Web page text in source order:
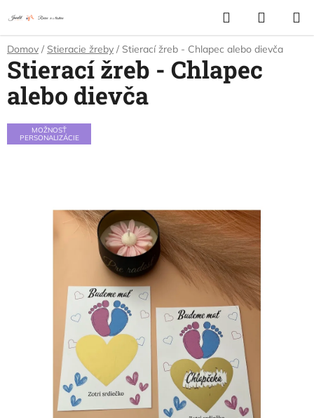
na
obsah
Hľadať
KOŠÍK
Domov / Stieracie žreby / Stierací žreb - Chlapec alebo dievča
Stierací žreb - Chlapec
alebo dievča
MOŽNOSŤ
PERSONALIZÁCIE